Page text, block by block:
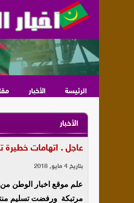
الرئيسة الأخبار
الأخبار
عاجل . اتهامات خطيرة
بتاريخ 4 مايو, 2018
علم موقع اخبار الوطن
مرتبكة ورفضت تسليم